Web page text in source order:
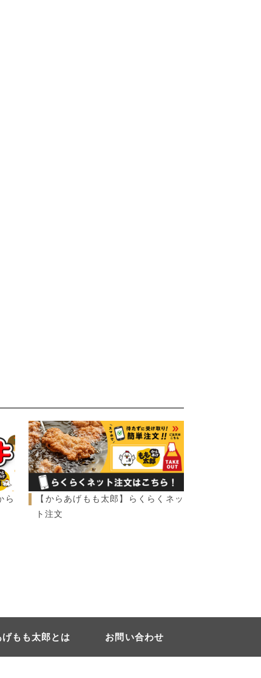
ら
【からあげもも太郎】らくらくネッ
ト注文
もも太郎とは お問い合わせ